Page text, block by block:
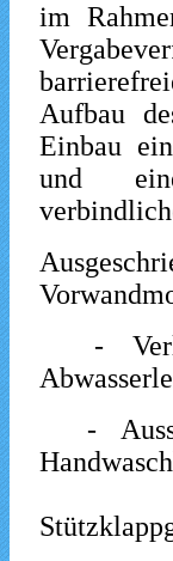
im
Aufbau
Einbau
und
-
-